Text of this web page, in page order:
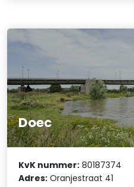
Doec
KvK nummer: 80187374
Adres: Oranjestraat 41